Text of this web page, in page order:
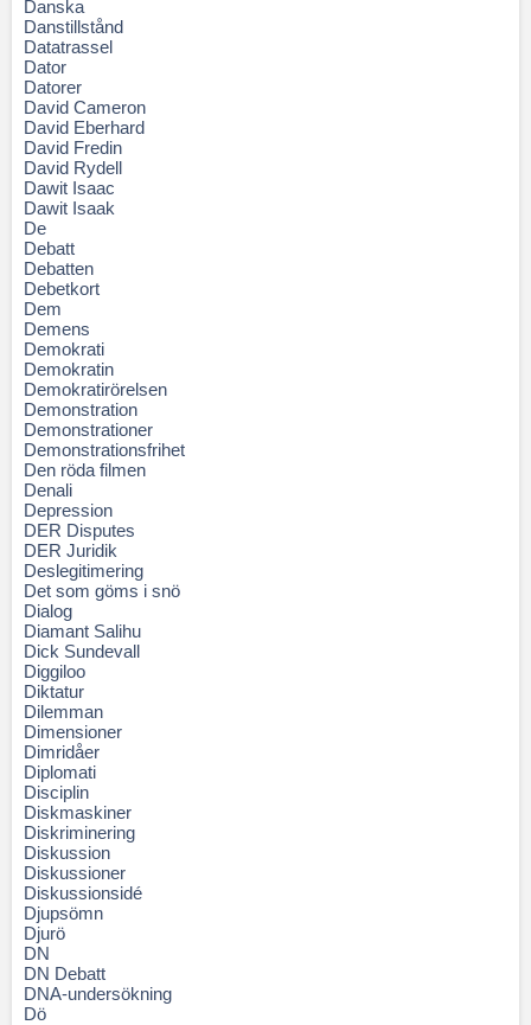
Danska
Danstillstånd
Datatrassel
Dator
Datorer
David Cameron
David Eberhard
David Fredin
David Rydell
Dawit Isaac
Dawit Isaak
De
Debatt
Debatten
Debetkort
Dem
Demens
Demokrati
Demokratin
Demokratirörelsen
Demonstration
Demonstrationer
Demonstrationsfrihet
Den röda filmen
Denali
Depression
DER Disputes
DER Juridik
Deslegitimering
Det som göms i snö
Dialog
Diamant Salihu
Dick Sundevall
Diggiloo
Diktatur
Dilemman
Dimensioner
Dimridåer
Diplomati
Disciplin
Diskmaskiner
Diskriminering
Diskussion
Diskussioner
Diskussionsidé
Djupsömn
Djurö
DN
DN Debatt
DNA-undersökning
Dö